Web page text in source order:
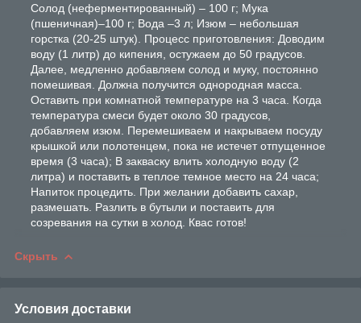
Солод (неферментированный) – 100 г; Мука
(пшеничная)–100 г; Вода –3 л; Изюм – небольшая
горстка (20-25 штук). Процесс приготовления: Доводим
воду (1 литр) до кипения, остужаем до 50 градусов.
Далее, медленно добавляем солод и муку, постоянно
помешивая. Должна получится однородная масса.
Оставить при комнатной температуре на 3 часа. Когда
температура смеси будет около 30 градусов,
добавляем изюм. Перемешиваем и накрываем посуду
крышкой или полотенцем, пока не истечет отпущенное
время (3 часа); В закваску влить холодную воду (2
литра) и поставить в теплое темное место на 24 часа;
Напиток процедить. При желании добавить сахар,
размешать. Разлить в бутыли и поставить для
созревания на сутки в холод. Квас готов!
Скрыть
Условия доставки